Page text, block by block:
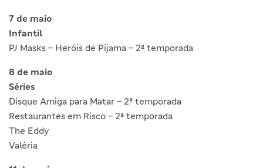
7 de maio
Infantil
PJ Masks – Heróis de Pijama – 2ª temporada
8 de maio
Séries
Disque Amiga para Matar – 2ª temporada
Restaurantes em Risco – 2ª temporada
The Eddy
Valéria